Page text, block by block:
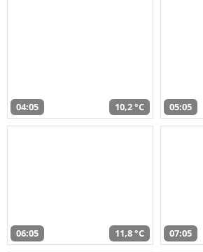
04:05 10,2 °C 05:05
06:05 11,8 °C 07:05